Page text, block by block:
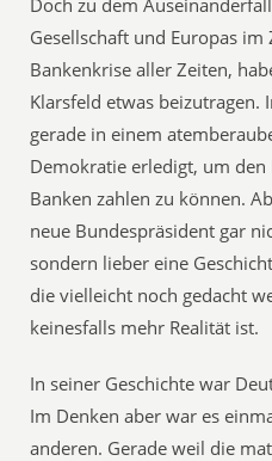
Doch zu dem
Gesellschaft und Europas
Bankenkrise aller Zeiten,
Klarsfeld etwas beizutragen.
gerade in einem
Demokratie erledigt, um
Banken zahlen zu können.
neue Bundespräsident gar
sondern lieber eine
die vielleicht noch gedacht
keinesfalls mehr Realität ist.
In seiner Geschichte war
Im Denken aber war es
anderen. Gerade weil die